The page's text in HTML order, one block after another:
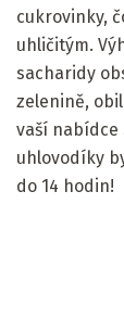
cukrovinky,
uhličitým.
sacharidy
zelenině,
vaší nabídce
uhlovodíky
do 14 hodin!